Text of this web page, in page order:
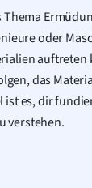
oder
auftreten
das
es, dir
verstehen.